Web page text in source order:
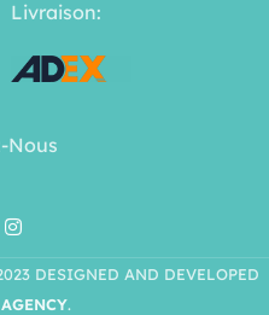
Livraison:
Nous
DESIGNED AND DEVELOPED
.